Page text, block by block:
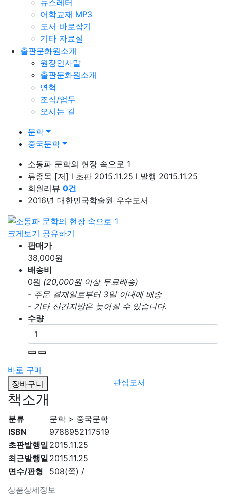
어학교재 MP3
도서 바로잡기
기타 자료실
출판문화원소개
원장인사말
출판문화원소개
연혁
조직/업무
오시는 길
문학
중국문학
소동파 문학의 현장 속으로 1
류종목 [저] l 초판 2015.11.25 l 발행 2015.11.25
회원리뷰 0건
2016년 대한민국학술원 우수도서
크게보기 공유하기
판매가
38,000원
배송비
0원 (20,000원 이상 무료배송)
- 주문 결재일로부터 3일 이내에 배송
- 기타 산간지방은 늦어질 수 있습니다.
수량
바로 구매
장바구니
관심도서
책소개
상품상세정보
분류
문학 > 중국문학
ISBN
9788952117519
초판발행일 2015.11.25
최근발행일 2015.11.25
면수/판형
508(쪽) /